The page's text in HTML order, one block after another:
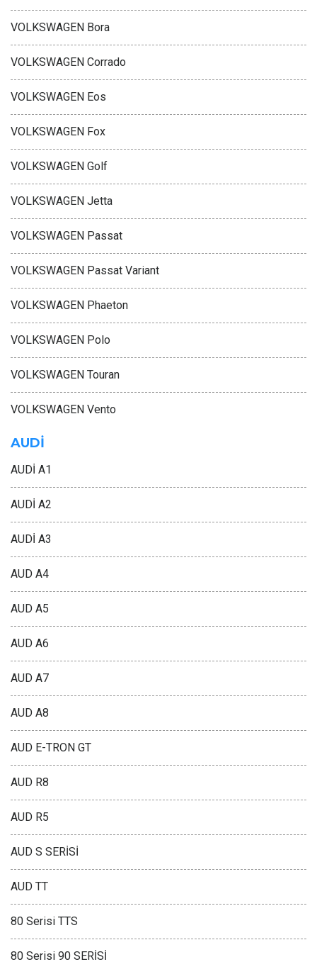
VOLKSWAGEN Bora
VOLKSWAGEN Corrado
VOLKSWAGEN Eos
VOLKSWAGEN Fox
VOLKSWAGEN Golf
VOLKSWAGEN Jetta
VOLKSWAGEN Passat
VOLKSWAGEN Passat Variant
VOLKSWAGEN Phaeton
VOLKSWAGEN Polo
VOLKSWAGEN Touran
VOLKSWAGEN Vento
AUDİ
AUDİ A1
AUDİ A2
AUDİ A3
AUD A4
AUD A5
AUD A6
AUD A7
AUD A8
AUD E-TRON GT
AUD R8
AUD R5
AUD S SERİSİ
AUD TT
80 Serisi TTS
80 Serisi 90 SERİSİ